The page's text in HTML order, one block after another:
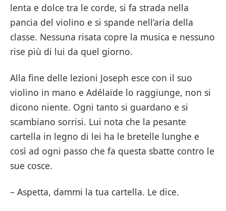
lenta e dolce tra le corde, si fa strada nella
pancia del violino e si spande nell’aria della
classe. Nessuna risata copre la musica e nessuno
rise più di lui da quel giorno.
Alla fine delle lezioni Joseph esce con il suo
violino in mano e Adélaïde lo raggiunge, non si
dicono niente. Ogni tanto si guardano e si
scambiano sorrisi. Lui nota che la pesante
cartella in legno di lei ha le bretelle lunghe e
così ad ogni passo che fa questa sbatte contro le
sue cosce.
– Aspetta, dammi la tua cartella. Le dice.